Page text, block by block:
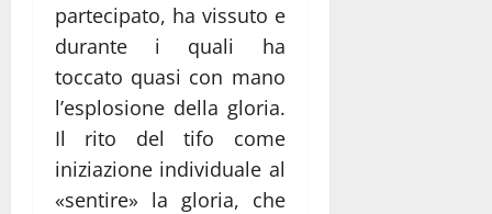
partecipato, ha vissuto e
durante i quali ha
toccato quasi con mano
l’esplosione della gloria.
Il rito del tifo come
iniziazione individuale al
«sentire» la gloria, che